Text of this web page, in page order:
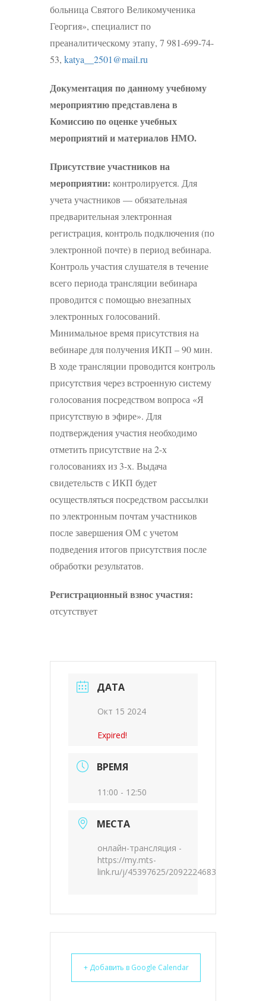
больница Святого Великомученика
Георгия», специалист по
преаналитическому этапу, 7 981-699-74-
53, katya__2501@mail.ru
Документация по данному учебному
мероприятию представлена в
Комиссию по оценке учебных
мероприятий и материалов НМО.
Присутствие участников на
мероприятии: контролируется. Для
учета участников — обязательная
предварительная электронная
регистрация, контроль подключения (по
электронной почте) в период вебинара.
Контроль участия слушателя в течение
всего периода трансляции вебинара
проводится с помощью внезапных
электронных голосований.
Минимальное время присутствия на
вебинаре для получения ИКП – 90 мин.
В ходе трансляции проводится контроль
присутствия через встроенную систему
голосования посредством вопроса «Я
присутствую в эфире». Для
подтверждения участия необходимо
отметить присутствие на 2-х
голосованиях из 3-х. Выдача
свидетельств с ИКП будет
осуществляться посредством рассылки
по электронным почтам участников
после завершения ОМ с учетом
подведения итогов присутствия после
обработки результатов.
Регистрационный взнос участия:
отсутствует
ДАТА
Окт 15 2024
Expired!
ВРЕМЯ
11:00 - 12:50
МЕСТА
онлайн-трансляция -
https://my.mts-
link.ru/j/45397625/2092224683
+ Добавить в Google Calendar